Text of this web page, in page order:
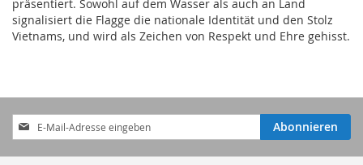
präsentiert. Sowohl auf dem Wasser als auch an Land
signalisiert die Flagge die nationale Identität und den Stolz
Vietnams, und wird als Zeichen von Respekt und Ehre gehisst.
Anmeldung
zum
Newsletter:
Abonnieren